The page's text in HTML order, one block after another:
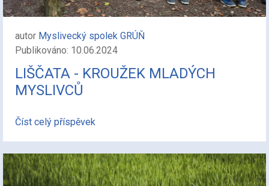
autor Myslivecký spolek GRÚŇ
Publikováno: 10.06.2024
LIŠČATA - KROUŽEK MLADÝCH
MYSLIVCŮ
Číst celý příspěvek